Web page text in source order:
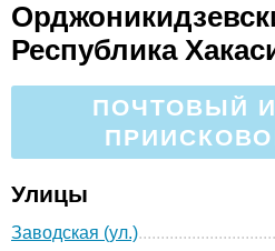
Республика
ПОЧТОВЫЙ
Улицы
Заводская (ул.)